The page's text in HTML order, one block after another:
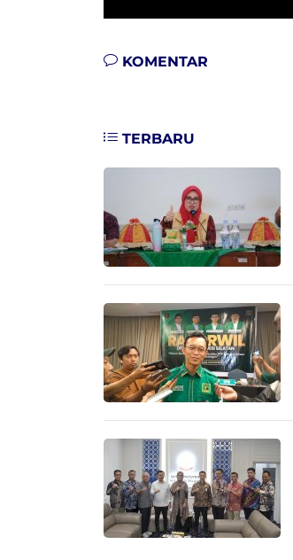
KOMENTAR
TERBARU